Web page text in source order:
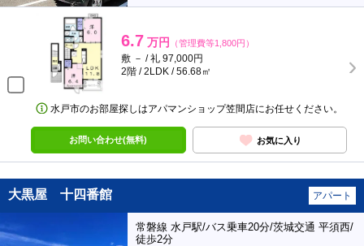
6.7 万円 （管理費等1,800円）
敷 － / 礼 97,000円
2階 / 2LDK / 56.68㎡
水戸市のお部屋探しはアパマンショップ笠間店にお任せください。
お問い合わせ(無料) お気に入り
大黒屋 十四番館 アパート
常磐線 水戸駅/バス乗車20分/茨城交通 平須西/
徒歩2分